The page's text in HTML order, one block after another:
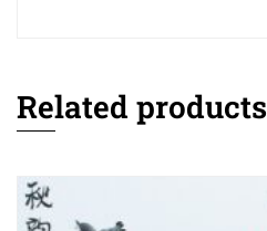
Related products